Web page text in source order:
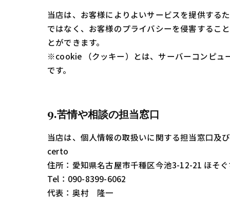
当店は、お客様によりよいサービスを提供する
ではなく、お客様のプライバシーを侵害するこ
とができます。
※cookie （クッキー）とは、サーバーコンピュ
です。
9.苦情や相談の担当窓口
当店は、個人情報の取扱いに関する担当窓口及
certo
住所：愛知県名古屋市千種区今池3-12-21 ほそ
Tel：090-8399-6062
代表：奥村 隆一